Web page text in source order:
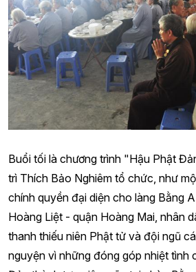
Buổi tối là chương trình "Hậu Phật
trì Thích Bảo Nghiêm tổ chức, như
chính quyền đại diện cho làng Bằng
Hoàng Liệt - quận Hoàng Mai, nhân
thanh thiếu niên Phật tử và đội ngũ
nguyện vì những đóng góp nhiệt tình